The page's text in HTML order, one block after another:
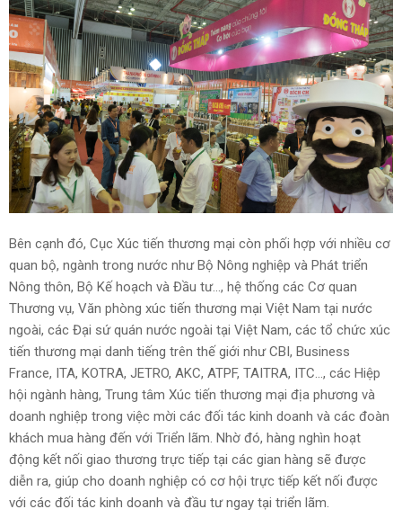
Bên cạnh đó, Cục Xúc tiến thương mại còn phối hợp với nhiều cơ
quan bộ, ngành trong nước như Bộ Nông nghiệp và Phát triển
Nông thôn, Bộ Kế hoạch và Đầu tư..., hệ thống các Cơ quan
Thương vụ, Văn phòng xúc tiến thương mại Việt Nam tại nước
ngoài, các Đại sứ quán nước ngoài tại Việt Nam, các tổ chức xúc
tiến thương mại danh tiếng trên thế giới như CBI, Business
France, ITA, KOTRA, JETRO, AKC, ATPF, TAITRA, ITC..., các Hiệp
hội ngành hàng, Trung tâm Xúc tiến thương mại địa phương và
doanh nghiệp trong việc mời các đối tác kinh doanh và các đoàn
khách mua hàng đến với Triển lãm. Nhờ đó, hàng nghìn hoạt
động kết nối giao thương trực tiếp tại các gian hàng sẽ được
diễn ra, giúp cho doanh nghiệp có cơ hội trực tiếp kết nối được
với các đối tác kinh doanh và đầu tư ngay tại triển lãm.